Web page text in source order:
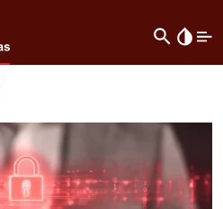
search invert_colors